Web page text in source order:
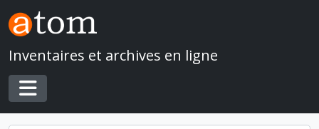
Skip to main content
Inventaires et archives en ligne
Toggle navigation